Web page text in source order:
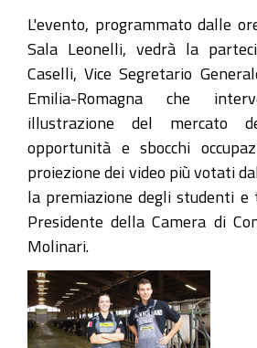
L'evento, programmato dalle
Sala Leonelli, vedrà la
Caselli, Vice Segretario
Emilia-Romagna che
illustrazione del mercato
opportunità e sbocchi
proiezione dei video più votati
la premiazione degli studenti
Presidente della Camera di
Molinari.